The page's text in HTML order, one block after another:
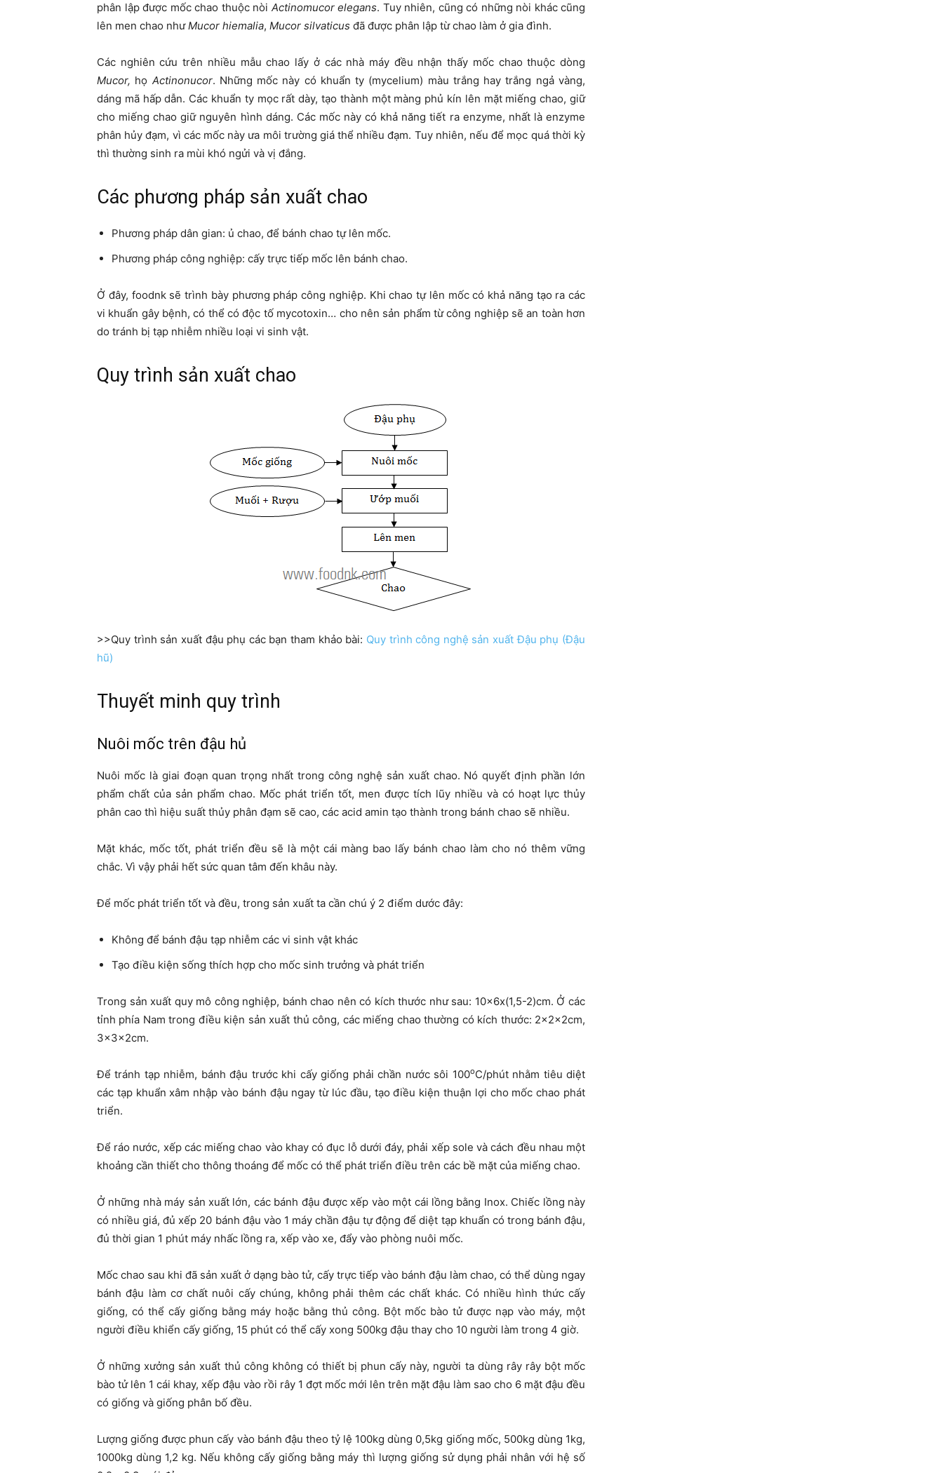
phân lập được mốc chao thuộc nòi Actinomucor elegans. Tuy nhiên, cũng có những nòi khác cũng
lên men chao nhưMucor hiemalia, Mucor silvaticus đã được phân lập từ chao làm ở gia đình.
Các nghiên cứu trên nhiều mẫu chao lấy ở các nhà máy đều nhận thấy mốc chao thuộc dòng
Mucor, họ Actinonucor. Những mốc này có khuẩn ty (mycelium) màu trắng hay trắng ngả vàng,
dáng mã hấp dẫn. Các khuẩn ty mọc rất dày, tạo thành một màng phủ kín lên mặt miếng chao, giữ
cho miếng chao giữ nguyên hình dáng. Các mốc này có khả năng tiết ra enzyme, nhất là enzyme
phân hủy đạm, vì các mốc này ưa môi trường giá thể nhiều đạm. Tuy nhiên, nếu để mọc quá thời kỳ
thì thường sinh ra mùi khó ngửi và vị đắng.
Các phương pháp sản xuất chao
Phương pháp dân gian: ủ chao, để bánh chao tự lên mốc.
Phương pháp công nghiệp: cấy trực tiếp mốc lên bánh chao.
Ở đây, foodnk sẽ trình bày phương pháp công nghiệp. Khi chao tự lên mốc có khả năng tạo ra các
vi khuẩn gây bệnh, có thể có độc tố mycotoxin… cho nên sản phẩm từ công nghiệp sẽ an toàn hơn
do tránh bị tạp nhiễm nhiều loại vi sinh vật.
Quy trình sản xuất chao
>>Quy trình sản xuất đậu phụ các bạn tham khảo bài: Quy trình công nghệ sản xuất Đậu phụ (Đậu
hũ)
Thuyết minh quy trình
Nuôi mốc trên đậu hủ
Nuôi mốc là giai đoạn quan trọng nhất trong công nghệ sản xuất chao. Nó quyết định phần lớn
phẩm chất của sản phẩm chao. Mốc phát triển tốt, men được tích lũy nhiều và có hoạt lực thủy
phân cao thì hiệu suất thủy phân đạm sẽ cao, các acid amin tạo thành trong bánh chao sẽ nhiều.
Mặt khác, mốc tốt, phát triển đều sẽ là một cái màng bao lấy bánh chao làm cho nó thêm vững
chắc. Vì vậy phải hết sức quan tâm đến khâu này.
Để mốc phát triển tốt và đều, trong sản xuất ta cần chú ý 2 điểm dước đây:
Không để bánh đậu tạp nhiễm các vi sinh vật khác
Tạo điều kiện sống thích hợp cho mốc sinh trưởng và phát triển
Trong sản xuất quy mô công nghiệp, bánh chao nên có kích thước như sau: 10x6x(1,5-2)cm. Ở các
tỉnh phía Nam trong điều kiện sản xuất thủ công, các miếng chao thường có kích thước: 2x2x2cm,
3x3x2cm.
Để tránh tạp nhiễm, bánh đậu trước khi cấy giống phải chần nước sôi 100oC/phút nhằm tiêu diệt
các tạp khuẩn xâm nhập vào bánh đậu ngay từ lúc đầu, tạo điều kiện thuận lợi cho mốc chao phát
triển.
Để ráo nước, xếp các miếng chao vào khay có đục lỗ dưới đáy, phải xếp sole và cách đều nhau một
khoảng cần thiết cho thông thoáng để mốc có thể phát triển điều trên các bề mặt của miếng chao.
Ở những nhà máy sản xuất lớn, các bánh đậu được xếp vào một cái lồng bằng Inox. Chiếc lồng này
có nhiều giá, đủ xếp 20 bánh đậu vào 1 máy chần đậu tự động để diệt tạp khuẩn có trong bánh đậu,
đủ thời gian 1 phút máy nhấc lồng ra, xếp vào xe, đẩy vào phòng nuôi mốc.
Mốc chao sau khi đã sản xuất ở dạng bào tử, cấy trực tiếp vào bánh đậu làm chao, có thể dùng ngay
bánh đậu làm cơ chất nuôi cấy chúng, không phải thêm các chất khác. Có nhiều hình thức cấy
giống, có thể cấy giống bằng máy hoặc bằng thủ công. Bột mốc bào tử được nạp vào máy, một
người điều khiển cấy giống, 15 phút có thể cấy xong 500kg đậu thay cho 10 người làm trong 4 giờ.
Ở những xưởng sản xuất thủ công không có thiết bị phun cấy này, người ta dùng rây rây bột mốc
bào tử lên 1 cái khay, xếp đậu vào rồi rây 1 đợt mốc mới lên trên mặt đậu làm sao cho 6 mặt đậu đều
có giống và giống phân bố đều.
Lượng giống được phun cấy vào bánh đậu theo tỷ lệ 100kg dùng 0,5kg giống mốc, 500kg dùng 1kg,
1000kg dùng 1,2 kg. Nếu không cấy giống bằng máy thì lượng giống sử dụng phải nhân với hệ số